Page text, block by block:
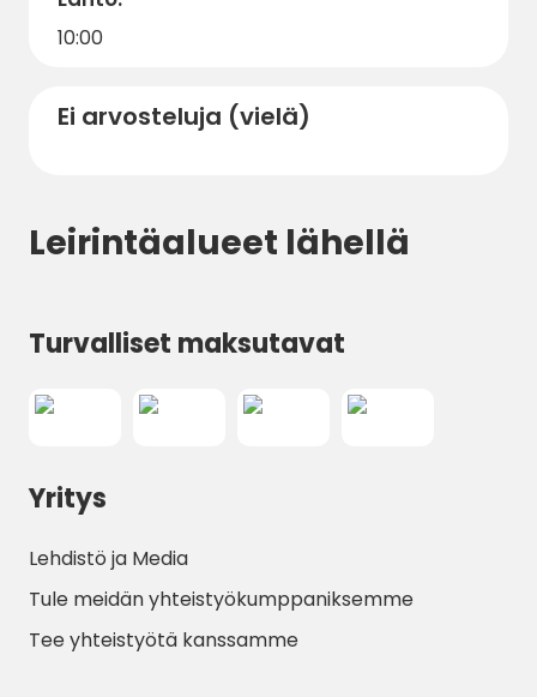
määräpäivään asti klo 12.00; myöhäisestä
ennenaikaisesta lähtöstä.
10:00
Ei arvosteluja (vielä)
Leirintäalueet lähellä
Turvalliset maksutavat
Yritys
Lehdistö ja Media
Tule meidän yhteistyökumppaniksemme
Tee yhteistyötä kanssamme